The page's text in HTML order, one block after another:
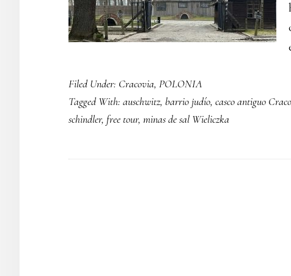
Filed Under: Cracovia, POLONIA
Tagged With: auschwitz, barrio judío, casco antiguo
schindler, free tour, minas de sal Wieliczka